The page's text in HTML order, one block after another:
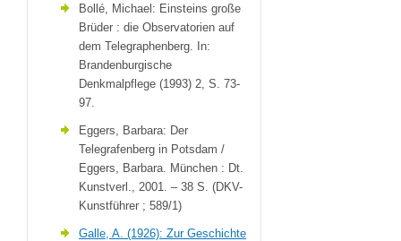
Bollé, Michael: Einsteins große
Brüder : die Observatorien auf
dem Telegraphenberg. In:
Brandenburgische
Denkmalpflege (1993) 2, S. 73-
97.
Eggers, Barbara: Der
Telegrafenberg in Potsdam /
Eggers, Barbara. München : Dt.
Kunstverl., 2001. – 38 S. (DKV-
Kunstführer ; 589/1)
Galle, A. (1926): Zur Geschichte